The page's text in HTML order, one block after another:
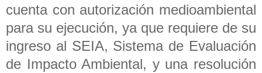
cuenta con autorización medioambiental
para su ejecución, ya que requiere de su
ingreso al SEIA, Sistema de Evaluación
de Impacto Ambiental, y una resolución